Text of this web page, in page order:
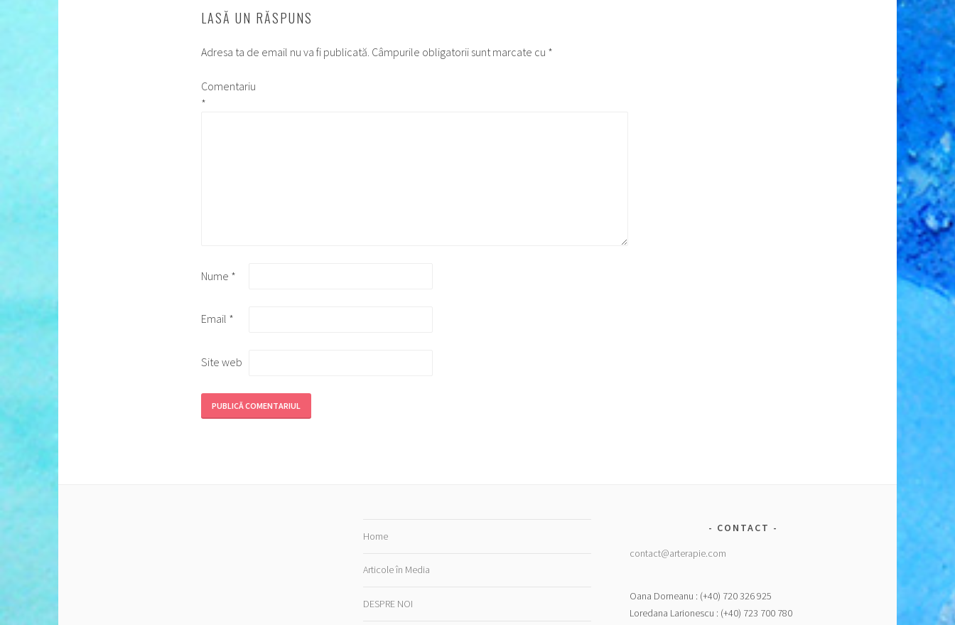
LASĂ UN RĂSPUNS
Adresa ta de email nu va fi publicată. Câmpurile obligatorii sunt marcate cu *
Comentariu
*
Nume *
Email *
Site web
Home
Articole în Media
DESPRE NOI
CONTACT
contact@arterapie.com
Oana Dorneanu : (+40) 720 326 925
Loredana Larionescu : (+40) 723 700 780